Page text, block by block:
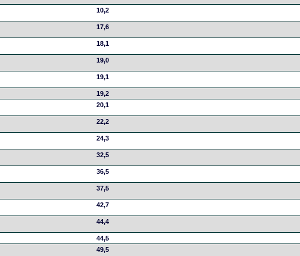
10,2
17,6
18,1
19,0
19,1
19,2
20,1
22,2
24,3
32,5
36,5
37,5
42,7
44,4
44,5
49,5